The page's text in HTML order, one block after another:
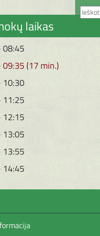
laikas
08:45
(17 min.)
10:30
11:25
12:15
13:05
13:55
14:45